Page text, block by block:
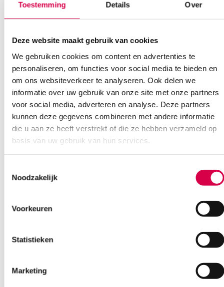
Toestemming Details Over
Deze website maakt gebruik van cookies
We gebruiken cookies om content en advertenties te
personaliseren, om functies voor social media te bieden en
om ons websiteverkeer te analyseren. Ook delen we
informatie over uw gebruik van onze site met onze partners
voor social media, adverteren en analyse. Deze partners
kunnen deze gegevens combineren met andere informatie
die u aan ze heeft verstrekt of die ze hebben verzameld op
basis van uw gebruik van hun services.
Noodzakelijk
Voorkeuren
Statistieken
Marketing
RHEOSEPT HD universal handdesinfectie,
500ml (1)
1 stuk, 500 ml, onsteriel
Niet leverbaar
5.93